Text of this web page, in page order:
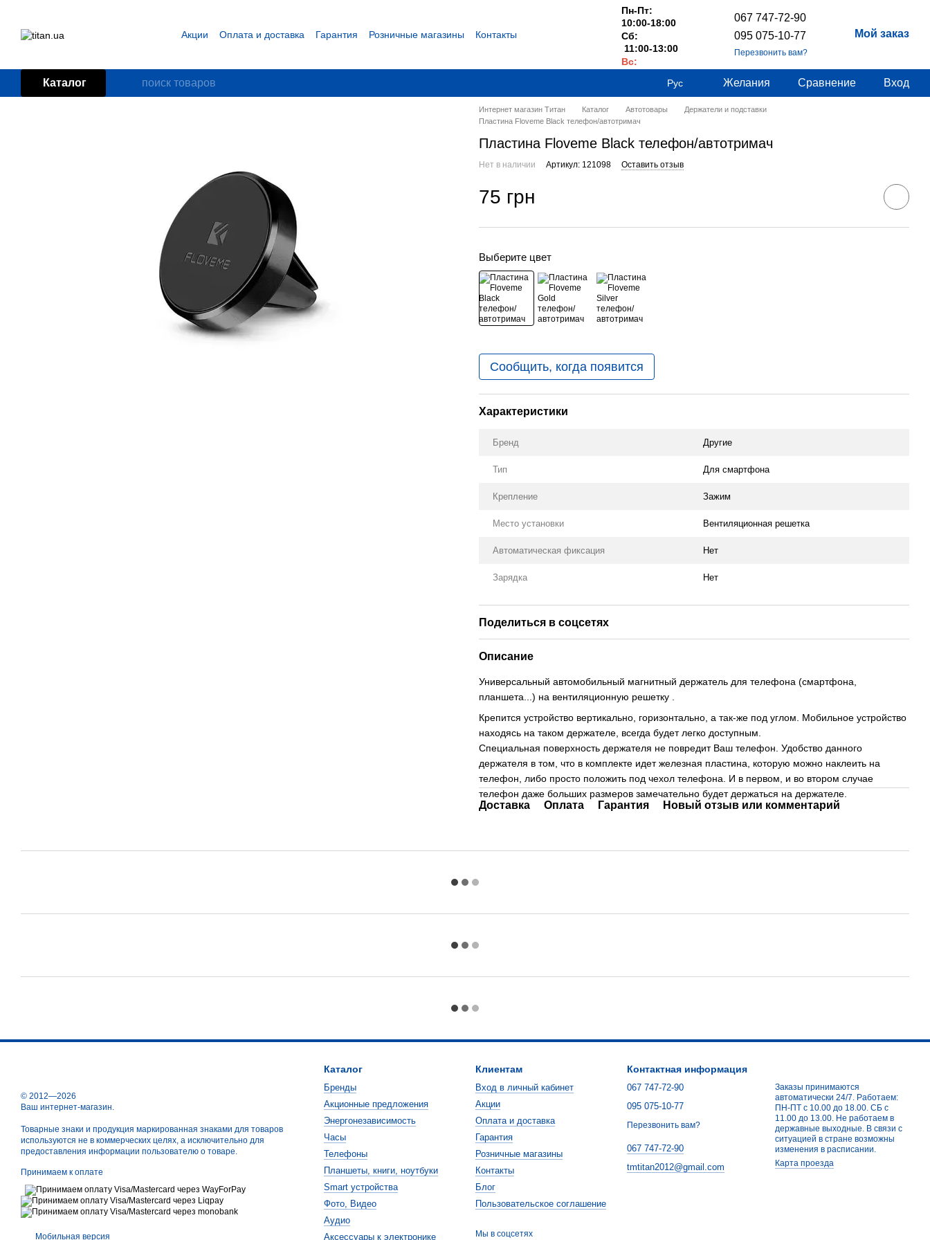
Акции Оплата и доставка Гарантия Розничные магазины
Контакты
Пн-Пт:
10:00-18:00
Сб:
11:00-13:00
Вс:
067 747-72-90
095 075-10-77
Перезвонить вам?
Мой заказ
Каталог Рус Желания Сравнение Вход
Интернет магазин Титан Каталог Автотовары
Держатели и подставки
Пластина Floveme Black телефон/автотримач
Пластина Floveme Black телефон/автотримач
Нет в наличии Артикул: 121098 Оставить отзыв
75 грн
Выберите цвет
Сообщить, когда появится
Характеристики
Бренд Другие
Тип Для смартфона
Крепление Зажим
Место установки Вентиляционная решетка
Автоматическая фиксация Нет
Зарядка Нет
Поделиться в соцсетях
Описание
Универсальный автомобильный магнитный держатель для телефона (смартфона,
планшета...) на вентиляционную решетку .
Крепится устройство вертикально, горизонтально, а так-же под углом. Мобильное устройство
находясь на таком держателе, всегда будет легко доступным.
Специальная поверхность держателя не повредит Ваш телефон. Удобство данного
держателя в том, что в комплекте идет железная пластина, которую можно наклеить на
телефон, либо просто положить под чехол телефона. И в первом, и во втором случае
телефон даже больших размеров замечательно будет держаться на держателе.
Доставка Оплата Гарантия Новый отзыв или комментарий
© 2012—2026
Ваш интернет-магазин.
Товарные знаки и продукция маркированная знаками для товаров
используются не в коммерческих целях, а исключительно для
предоставления информации пользователю о товаре.
Принимаем к оплате
Мобильная версия
Каталог
Бренды
Акционные предложения
Энергонезависимость
Часы
Телефоны
Планшеты, книги, ноутбуки
Smart устройства
Фото, Видео
Аудио
Аксессуары к электронике
Клиентам
Вход в личный кабинет
Акции
Оплата и доставка
Гарантия
Розничные магазины
Контакты
Блог
Пользовательское соглашение
Мы в соцсетях
Контактная информация
067 747-72-90
095 075-10-77
Перезвонить вам?
067 747-72-90
tmtitan2012@gmail.com
Заказы принимаются
автоматически 24/7. Работаем:
ПН-ПТ с 10.00 до 18.00. СБ с
11.00 до 13.00. Не работаем в
державные выходные. В связи с
ситуацией в стране возможны
изменения в расписании.
Карта проезда